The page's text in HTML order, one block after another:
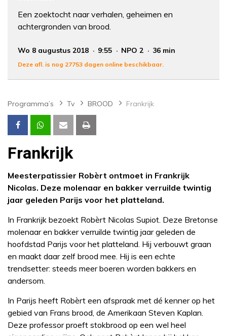
Een zoektocht naar verhalen, geheimen en
achtergronden van brood.
Wo 8 augustus 2018 9:55 NPO 2 36 min
Deze afl. is nog 27753 dagen online beschikbaar.
Programma’s Tv BROOD Frankrijk
Frankrijk
Meesterpatissier Robèrt ontmoet in Frankrijk
Nicolas. Deze molenaar en bakker verruilde twintig
jaar geleden Parijs voor het platteland.
In Frankrijk bezoekt Robèrt Nicolas Supiot. Deze Bretonse
molenaar en bakker verruilde twintig jaar geleden de
hoofdstad Parijs voor het platteland. Hij verbouwt graan
en maakt daar zelf brood mee. Hij is een echte
trendsetter: steeds meer boeren worden bakkers en
andersom.
In Parijs heeft Robèrt een afspraak met dé kenner op het
gebied van Frans brood, de Amerikaan Steven Kaplan.
Deze professor proeft stokbrood op een wel heel